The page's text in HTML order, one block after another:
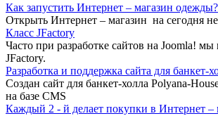
Как запустить Интернет – магазин одежды?
Открыть Интернет – магазин на сегодня
Класс JFactory
Часто при разработке сайтов на Joomla! мы
JFactory.
Разработка и поддержка сайта для банкет-
Создан сайт для банкет-холла Polyana-
на базе CMS
Каждый 2 - й делает покупки в Интернет –